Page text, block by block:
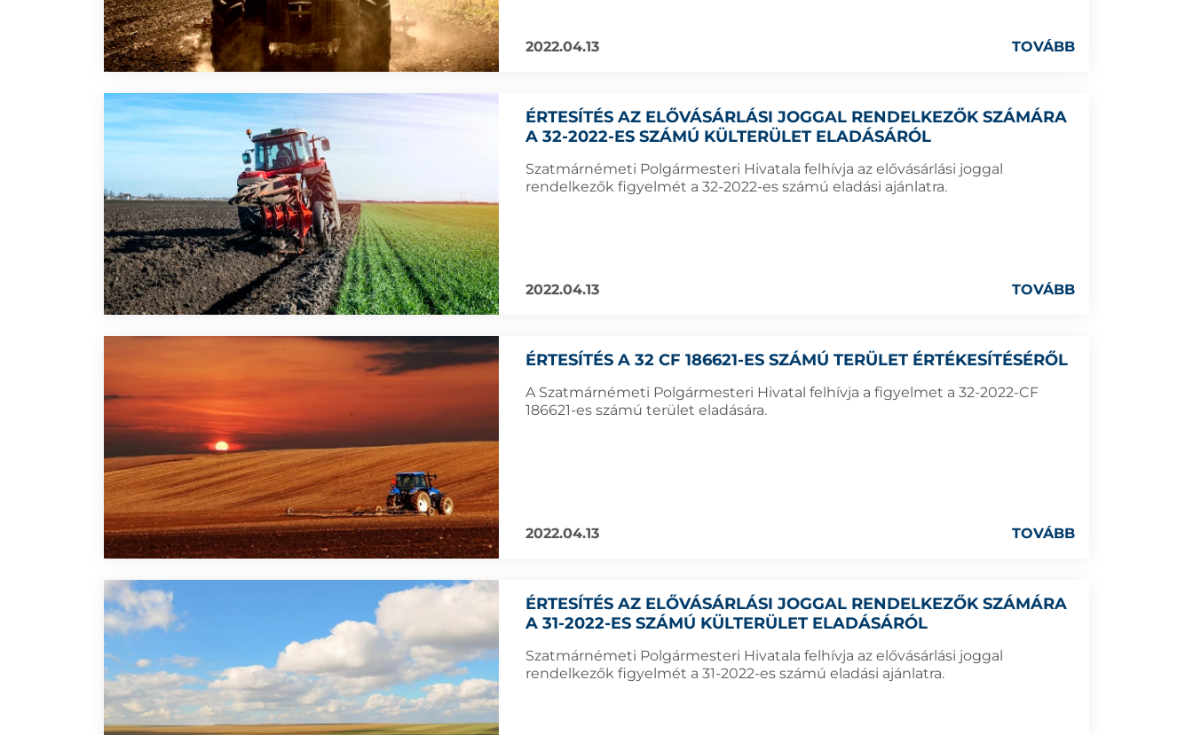
2022.04.13 TOVÁBB
ÉRTESÍTÉS AZ ELŐVÁSÁRLÁSI JOGGAL RENDELKEZŐK SZÁMÁRA
A 32-2022-ES SZÁMÚ KÜLTERÜLET ELADÁSÁRÓL
Szatmárnémeti Polgármesteri Hivatala felhívja az elővásárlási joggal
rendelkezők figyelmét a 32-2022-es számú eladási ajánlatra.
2022.04.13 TOVÁBB
ÉRTESÍTÉS A 32 CF 186621-ES SZÁMÚ TERÜLET ÉRTÉKESÍTÉSÉRŐL
A Szatmárnémeti Polgármesteri Hivatal felhívja a figyelmet a 32-2022-CF
186621-es számú terület eladására.
2022.04.13 TOVÁBB
ÉRTESÍTÉS AZ ELŐVÁSÁRLÁSI JOGGAL RENDELKEZŐK SZÁMÁRA
A 31-2022-ES SZÁMÚ KÜLTERÜLET ELADÁSÁRÓL
Szatmárnémeti Polgármesteri Hivatala felhívja az elővásárlási joggal
rendelkezők figyelmét a 31-2022-es számú eladási ajánlatra.